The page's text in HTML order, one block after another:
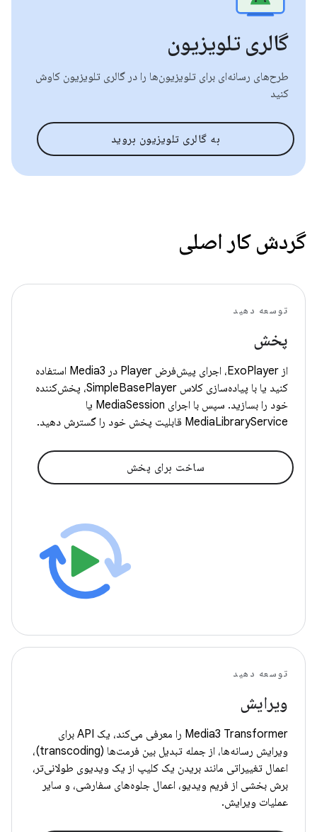
گالری تلویزیون
طرح‌های رسانه‌ای برای تلویزیون‌ها را در گالری تلویزیون کاوش
کنید
به گالری تلویزیون بروید
گردش کار اصلی
توسعه دهید
پخش
از ExoPlayer، اجرای پیش‌فرض Player در Media3 استفاده
کنید یا با پیاده‌سازی کلاس SimpleBasePlayer، پخش‌کننده
خود را بسازید. سپس با اجرای MediaSession یا
MediaLibraryService قابلیت پخش خود را گسترش دهید.
ساخت برای پخش
توسعه دهید
ویرایش
Media3 Transformer را معرفی می‌کند، یک API برای
ویرایش رسانه‌ها، از جمله تبدیل بین فرمت‌ها (transcoding)،
اعمال تغییراتی مانند بریدن یک کلیپ از یک ویدیوی طولانی‌تر،
برش بخشی از فریم ویدیو، اعمال جلوه‌های سفارشی، و سایر
عملیات ویرایش.